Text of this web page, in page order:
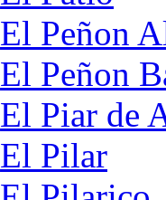
El Peñon
El Peñon
El Piar de
El Pilar